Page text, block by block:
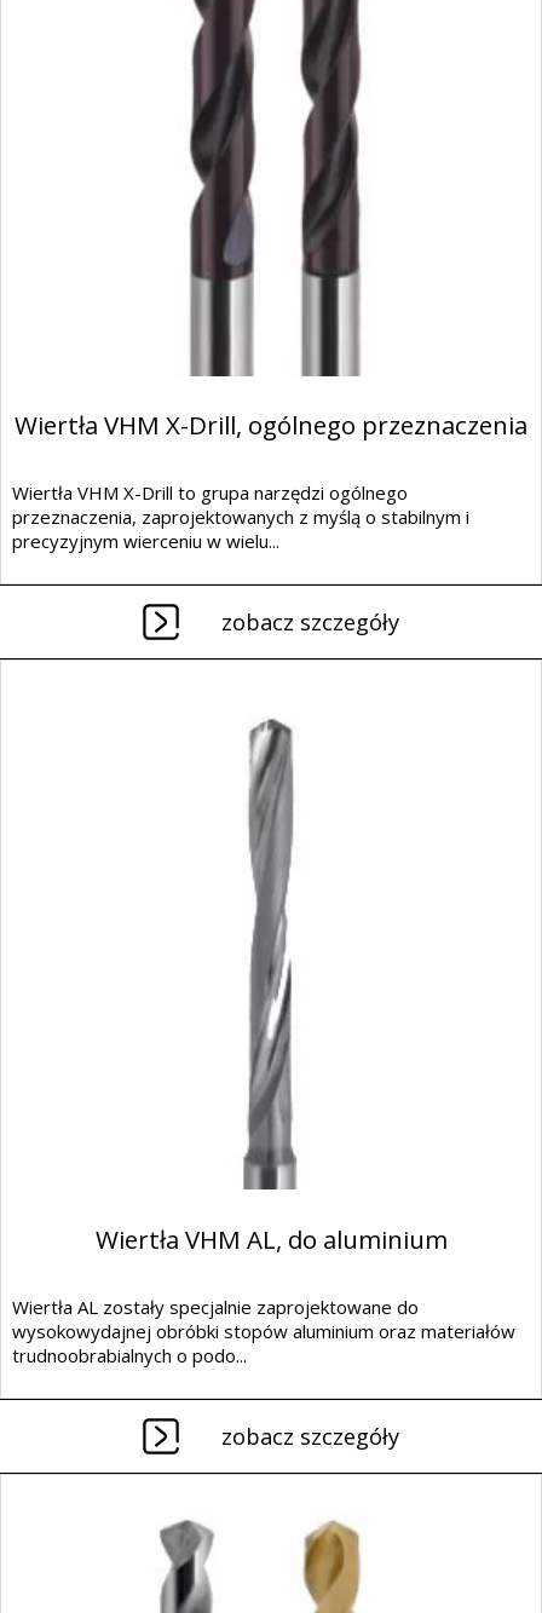
Wiertła VHM X-Drill, ogólnego przeznaczenia
Wiertła VHM X-Drill to grupa narzędzi ogólnego
przeznaczenia, zaprojektowanych z myślą o stabilnym i
precyzyjnym wierceniu w wielu...
zobacz szczegóły
Wiertła VHM AL, do aluminium
Wiertła AL zostały specjalnie zaprojektowane do
wysokowydajnej obróbki stopów aluminium oraz materiałów
trudnoobrabialnych o podo...
zobacz szczegóły